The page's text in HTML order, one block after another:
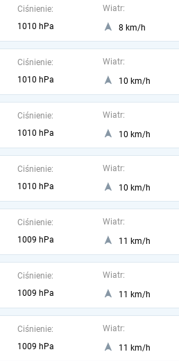
Ciśnienie:
1010 hPa
Wiatr:
8 km/h
Ciśnienie:
1010 hPa
Wiatr:
10 km/h
Ciśnienie:
1010 hPa
Wiatr:
10 km/h
Ciśnienie:
1010 hPa
Wiatr:
10 km/h
Ciśnienie:
1009 hPa
Wiatr:
11 km/h
Ciśnienie:
1009 hPa
Wiatr:
11 km/h
Ciśnienie:
1009 hPa
Wiatr:
11 km/h